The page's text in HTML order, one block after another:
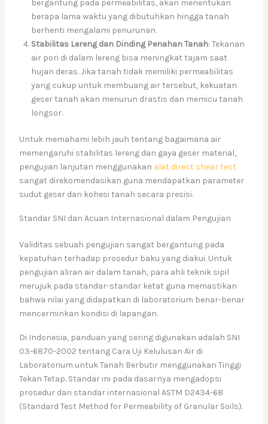
bergantung pada permeabilitas, akan menentukan
berapa lama waktu yang dibutuhkan hingga tanah
berhenti mengalami penurunan.
Stabilitas Lereng dan Dinding Penahan Tanah: Tekanan
air pori di dalam lereng bisa meningkat tajam saat
hujan deras. Jika tanah tidak memiliki permeabilitas
yang cukup untuk membuang air tersebut, kekuatan
geser tanah akan menurun drastis dan memicu tanah
longsor.
Untuk memahami lebih jauh tentang bagaimana air
memengaruhi stabilitas lereng dan gaya geser material,
pengujian lanjutan menggunakan alat direct shear test
sangat direkomendasikan guna mendapatkan parameter
sudut geser dan kohesi tanah secara presisi.
Standar SNI dan Acuan Internasional dalam Pengujian
Validitas sebuah pengujian sangat bergantung pada
kepatuhan terhadap prosedur baku yang diakui. Untuk
pengujian aliran air dalam tanah, para ahli teknik sipil
merujuk pada standar-standar ketat guna memastikan
bahwa nilai yang didapatkan di laboratorium benar-benar
mencerminkan kondisi di lapangan.
Di Indonesia, panduan yang sering digunakan adalah SNI
03-6870-2002 tentang Cara Uji Kelulusan Air di
Laboratorium untuk Tanah Berbutir menggunakan Tinggi
Tekan Tetap. Standar ini pada dasarnya mengadopsi
prosedur dari standar internasional ASTM D2434-68
(Standard Test Method for Permeability of Granular Soils).